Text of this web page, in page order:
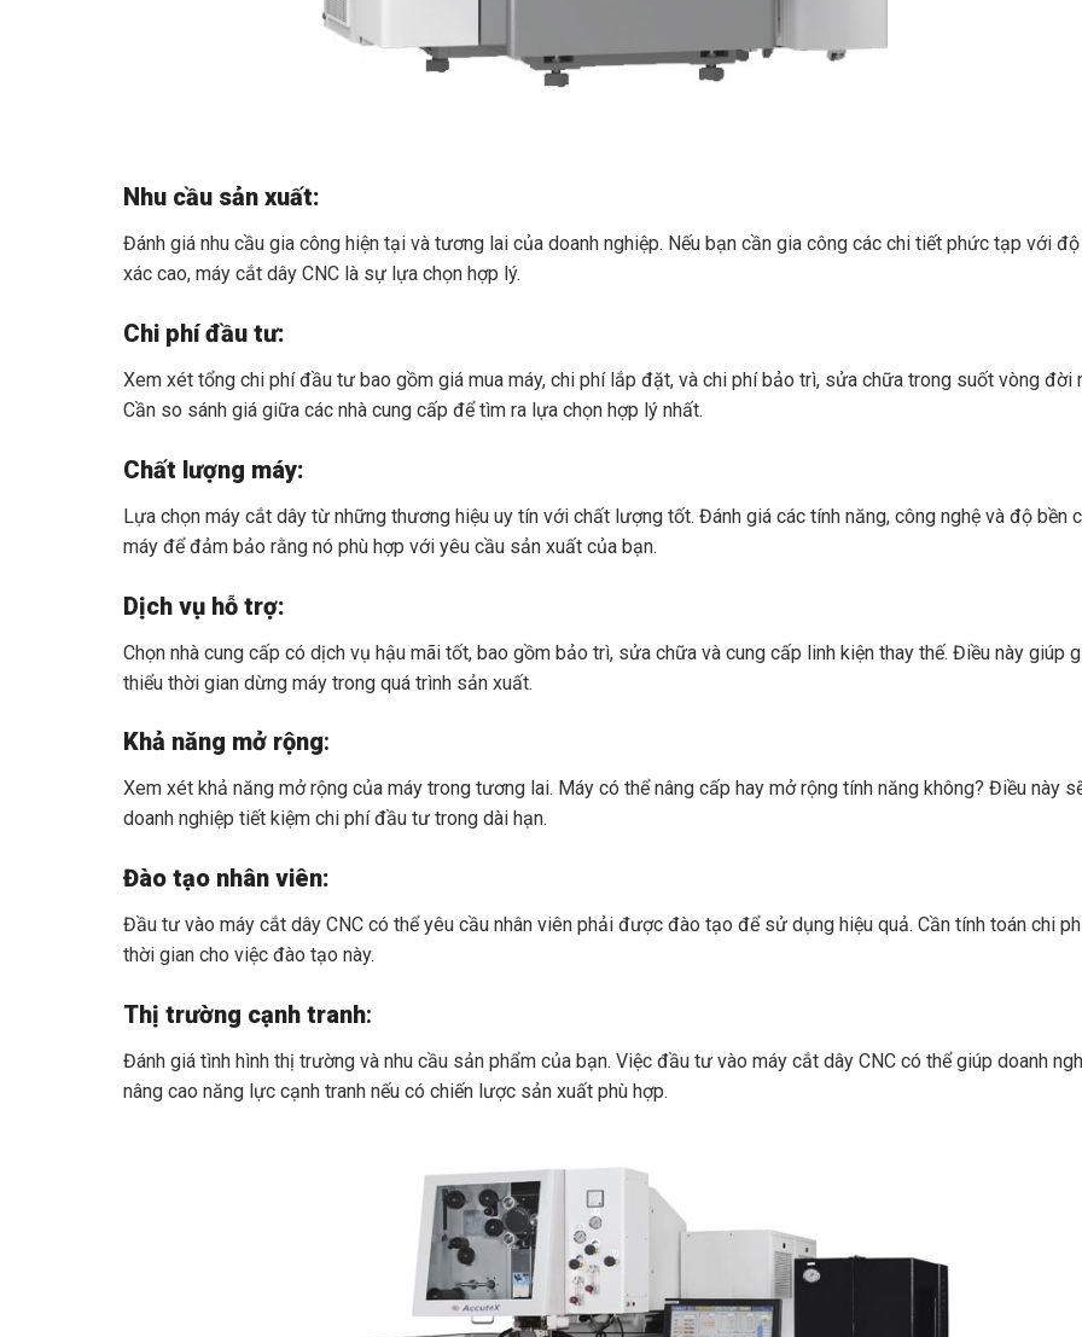
Nhu cầu sản xuất:
Đánh giá nhu cầu gia công hiện tại và tương lai của doanh nghiệp. Nếu bạn cần gia công các chi tiết phức tạp với
xác cao, máy cắt dây CNC là sự lựa chọn hợp lý.
Chi phí đầu tư:
Xem xét tổng chi phí đầu tư bao gồm giá mua máy, chi phí lắp đặt, và chi phí bảo trì, sửa chữa trong suốt vòng đời
Cần so sánh giá giữa các nhà cung cấp để tìm ra lựa chọn hợp lý nhất.
Chất lượng máy:
Lựa chọn máy cắt dây từ những thương hiệu uy tín với chất lượng tốt. Đánh giá các tính năng, công nghệ và độ bền
máy để đảm bảo rằng nó phù hợp với yêu cầu sản xuất của bạn.
Dịch vụ hỗ trợ:
Chọn nhà cung cấp có dịch vụ hậu mãi tốt, bao gồm bảo trì, sửa chữa và cung cấp linh kiện thay thế. Điều này giúp
thiểu thời gian dừng máy trong quá trình sản xuất.
Khả năng mở rộng:
Xem xét khả năng mở rộng của máy trong tương lai. Máy có thể nâng cấp hay mở rộng tính năng không? Điều này
doanh nghiệp tiết kiệm chi phí đầu tư trong dài hạn.
Đào tạo nhân viên:
Đầu tư vào máy cắt dây CNC có thể yêu cầu nhân viên phải được đào tạo để sử dụng hiệu quả. Cần tính toán chi
thời gian cho việc đào tạo này.
Thị trường cạnh tranh:
Đánh giá tình hình thị trường và nhu cầu sản phẩm của bạn. Việc đầu tư vào máy cắt dây CNC có thể giúp doanh
nâng cao năng lực cạnh tranh nếu có chiến lược sản xuất phù hợp.